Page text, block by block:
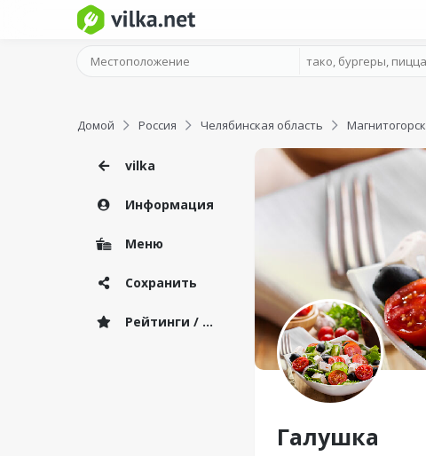
Домой Россия Челябинская область Магнитогорск
vilka
Информация
Меню
Сохранить
Рейтинги / Отзывы
Галушка